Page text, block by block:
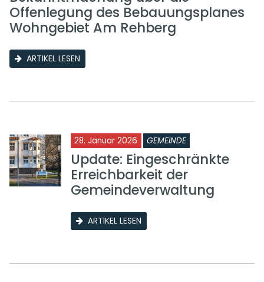
Offenlegung des Bebauungsplanes
Wohngebiet Am Rehberg
ARTIKEL LESEN
28. Januar 2026 GEMEINDE
Update: Eingeschränkte
Erreichbarkeit der
Gemeindeverwaltung
ARTIKEL LESEN